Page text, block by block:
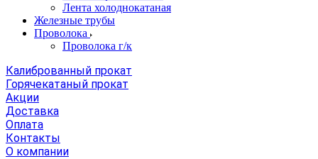
Лента холоднокатаная
Железные трубы
Проволока
Проволока г/к
Калиброванный прокат
Горячекатаный прокат
Акции
Доставка
Оплата
Контакты
О компании